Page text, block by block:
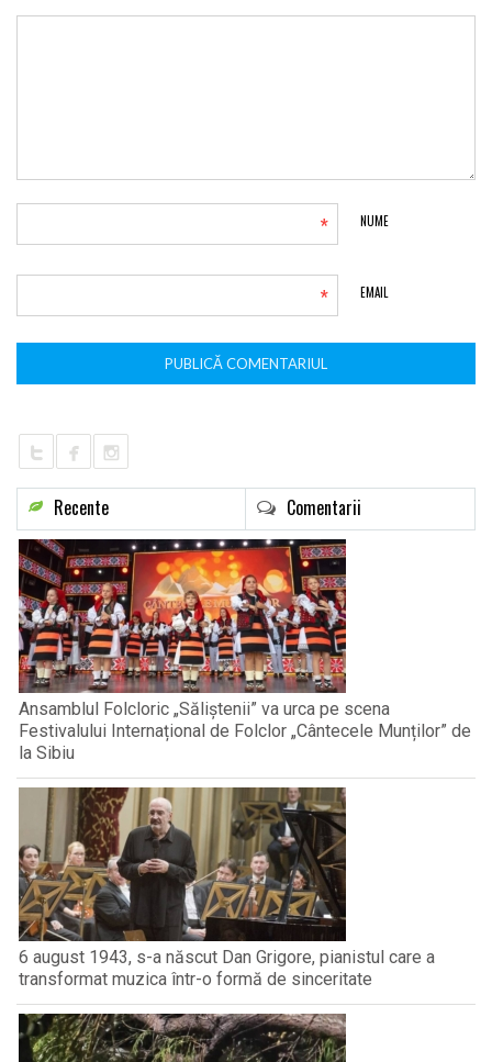
NUME
*
EMAIL
*
Recente Comentarii
Ansamblul Folcloric „Săliștenii” va urca pe scena
Festivalului Internațional de Folclor „Cântecele Munților” de
la Sibiu
6 august 1943, s-a născut Dan Grigore, pianistul care a
transformat muzica într-o formă de sinceritate